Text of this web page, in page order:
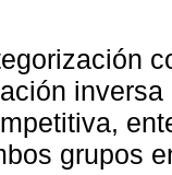
grupos